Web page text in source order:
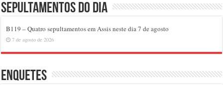
Sepultamentos do dia
B119 – Quatro sepultamentos em Assis neste dia 7 de agosto
7 de agosto de 2026
Enquetes